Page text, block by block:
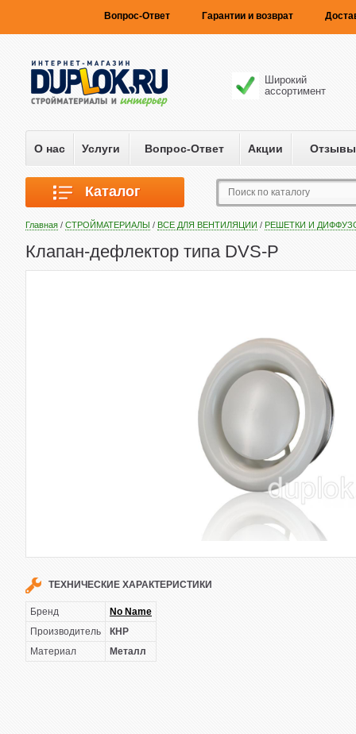
Вопрос-Ответ Гарантии и возврат
Широкий
ассортимент
О нас Услуги Вопрос-Ответ Акции Отзывы
Главная / СТРОЙМАТЕРИАЛЫ / ВСЕ ДЛЯ ВЕНТИЛЯЦИИ / РЕШЕТКИ И
Клапан-дефлектор типа DVS-P
ТЕХНИЧЕСКИЕ ХАРАКТЕРИСТИКИ
Бренд
No Name
Производитель
КНР
Материал
Металл
Каталог